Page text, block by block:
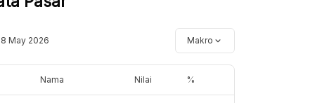
May 2026 Makro
Nama Nilai %